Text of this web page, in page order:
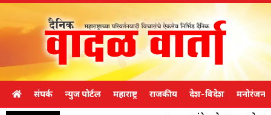
संपर्क न्युज पोर्टल महाराष्ट्र राजकीय देश-विदेश मनोरंजन